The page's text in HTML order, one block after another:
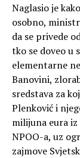
Naglasio je
osobno,
da se privede
tko se doveo u
elementarne
Banovini,
sredstava za
Plenković i
milijuna eura
NPOO-a, uz
zajmove